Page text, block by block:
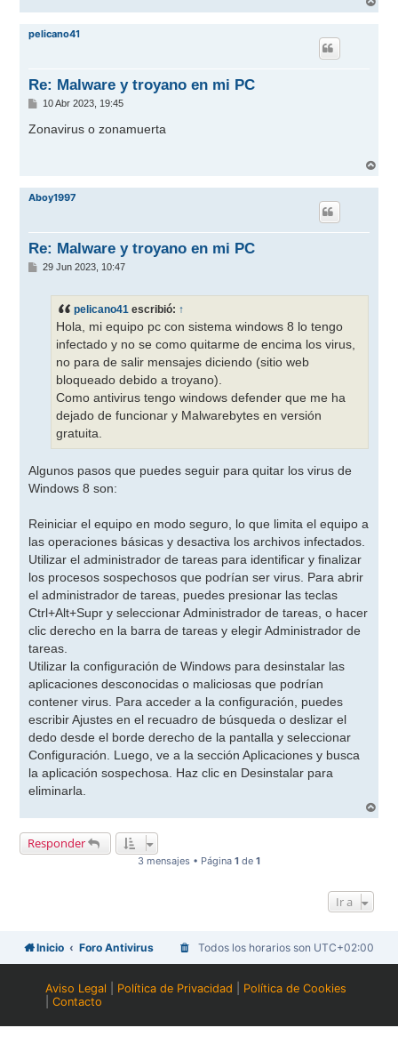
r
pelicano41
Re: Malware y troyano en mi PC
M
n
s
10 Abr 2023, 19:45
Zonavirus o zonamuerta
r
Aboy1997
Re: Malware y troyano en mi PC
M
29 Jun 2023, 10:47
pelicano41 escribió: ↑
Hola, mi equipo pc con sistema windows 8 lo tengo
infectado y no se como quitarme de encima los virus,
no para de salir mensajes diciendo (sitio web
bloqueado debido a troyano).
Como antivirus tengo windows defender que me ha
dejado de funcionar y Malwarebytes en versión
gratuita.
Algunos pasos que puedes seguir para quitar los virus de
Windows 8 son:
Reiniciar el equipo en modo seguro, lo que limita el equipo a
las operaciones básicas y desactiva los archivos infectados.
Utilizar el administrador de tareas para identificar y finalizar
los procesos sospechosos que podrían ser virus. Para abrir
el administrador de tareas, puedes presionar las teclas
Ctrl+Alt+Supr y seleccionar Administrador de tareas, o hacer
clic derecho en la barra de tareas y elegir Administrador de
tareas.
Utilizar la configuración de Windows para desinstalar las
aplicaciones desconocidas o maliciosas que podrían
contener virus. Para acceder a la configuración, puedes
escribir Ajustes en el recuadro de búsqueda o deslizar el
dedo desde el borde derecho de la pantalla y seleccionar
Configuración. Luego, ve a la sección Aplicaciones y busca
la aplicación sospechosa. Haz clic en Desinstalar para
eliminarla.
r
Responder
3 mensajes • Página 1 de 1
Ir a
Inicio Foro Antivirus Todos los horarios son UTC+02:00
Aviso Legal Política de Privacidad
Política de Cookies
|Contacto